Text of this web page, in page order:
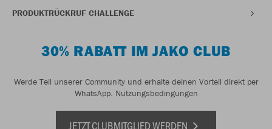
PRODUKTRÜCKRUF CHALLENGE
30% RABATT IM JAKO CLUB
Werde Teil unserer Community und erhalte deinen Vorteil direkt per
WhatsApp. Nutzungsbedingungen
JETZT CLUBMITGLIED WERDEN